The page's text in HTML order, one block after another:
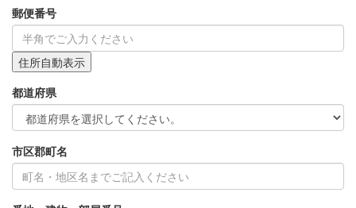
郵便番号
都道府県
市区郡町名